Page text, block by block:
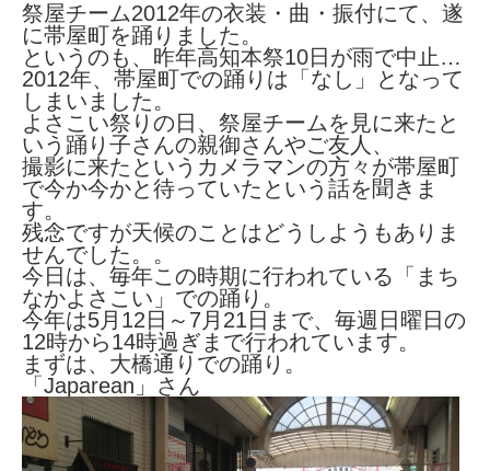
祭屋チーム2012年の衣装・曲・振付にて、遂
に帯屋町を踊りました。
というのも、昨年高知本祭10日が雨で中止…
2012年、帯屋町での踊りは「なし」となって
しまいました。
よさこい祭りの日、祭屋チームを見に来たと
いう踊り子さんの親御さんやご友人、
撮影に来たというカメラマンの方々が帯屋町
で今か今かと待っていたという話を聞きま
す。
残念ですが天候のことはどうしようもありま
せんでした。。
今日は、毎年この時期に行われている「まち
なかよさこい」での踊り。
今年は5月12日～7月21日まで、毎週日曜日の
12時から14時過ぎまで行われています。
まずは、大橋通りでの踊り。
「Japarean」さん